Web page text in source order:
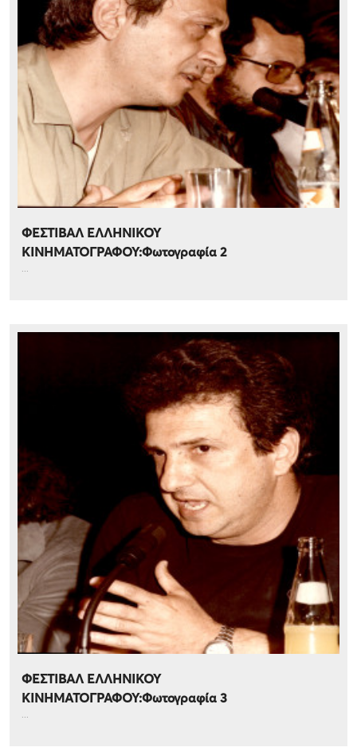
ΦΕΣΤΙΒΑΛ ΕΛΛΗΝΙΚΟΥ
ΚΙΝΗΜΑΤΟΓΡΑΦΟΥ:Φωτογραφία 2
...
ΦΕΣΤΙΒΑΛ ΕΛΛΗΝΙΚΟΥ
ΚΙΝΗΜΑΤΟΓΡΑΦΟΥ:Φωτογραφία 3
...